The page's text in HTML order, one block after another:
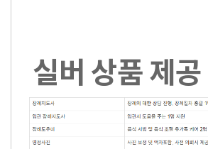
실버 상품 제